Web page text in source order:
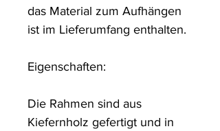
das Material zum Aufhängen
ist im Lieferumfang enthalten.
Eigenschaften:
Die Rahmen sind aus
Kiefernholz gefertigt und in